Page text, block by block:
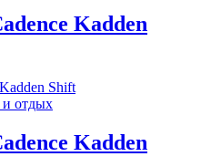
Kadden
отдых
Kadden